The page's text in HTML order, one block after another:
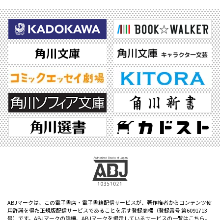
ABJマークは、この電子書店・電子書籍配信サービスが、著作権者からコンテンツ使
用許諾を得た正規版配信サービスであることを示す登録商標（登録番号 第6091713
号）です。ABJマークの詳細、ABJマークを掲示しているサービスの一覧はこちら。